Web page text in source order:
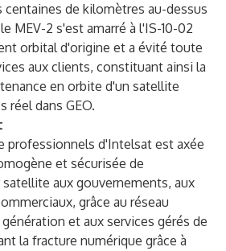
centaines de kilomètres au-dessus
MEV-2 s'est amarré à l'IS-10-02
orbital d'origine et a évité toute
aux clients, constituant ainsi la
en orbite d'un satellite
réel dans GEO.
professionnels d'Intelsat est axée
et sécurisée de
aux gouvernements, aux
grâce au réseau
et aux services gérés de
la fracture numérique grâce à